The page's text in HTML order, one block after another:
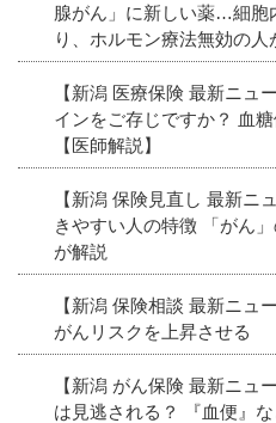
腺がん」に新しい薬…細
り、ホルモン療法無効の人
【新潟 医療保険 最新ニュ
インをご存じですか？ 血
【医師解説】
【新潟 保険見直し 最新ニ
きやすい人の特徴 「がん
が解説
【新潟 保険相談 最新ニュ
がんリスクを上昇させる
【新潟 がん保険 最新ニュ
は見逃される？ 『血便』